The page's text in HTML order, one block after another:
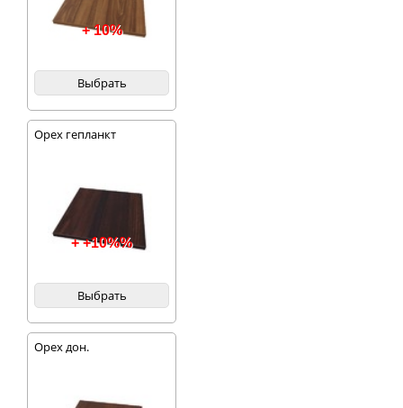
+ 10%
Выбрать
Орех гепланкт
+ +10%%
Выбрать
Орех дон.